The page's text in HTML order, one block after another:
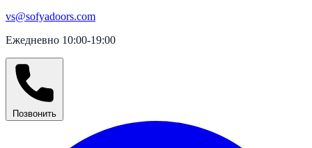
vs@sofyadoors.com
Ежедневно 10:00-19:00
Позвонить